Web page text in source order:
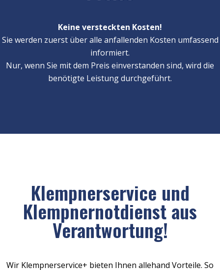
Keine versteckten Kosten!
Sie werden zuerst über alle anfallenden Kosten umfassend
informiert.
Nur, wenn Sie mit dem Preis einverstanden sind, wird die
benötigte Leistung durchgeführt.
Klempnerservice und
Klempnernotdienst aus
Verantwortung!
Wir Klempnerservice+ bieten Ihnen allehand Vorteile. So